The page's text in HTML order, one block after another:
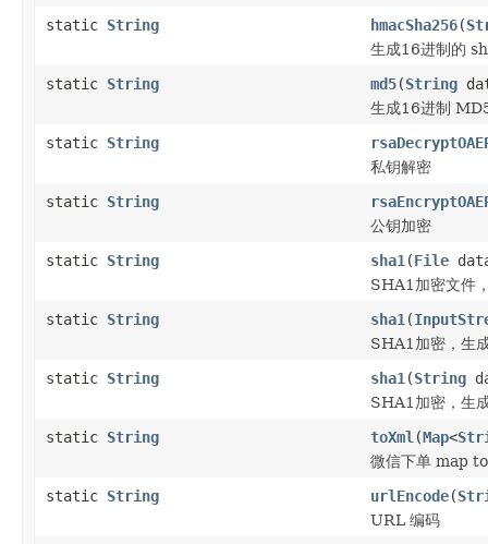
static String hmacSha256(
生成16进制的
static String md5(String
生成16进制
static String
私钥解密
static String
公钥加密
static String sha1 (File
SHA1加密文件
static String sha1 (
SHA1加密，生
static String sha1 (String
SHA1加密，生
static String toXml (Map<
微信下单 map
static String urlEncode(
URL 编码